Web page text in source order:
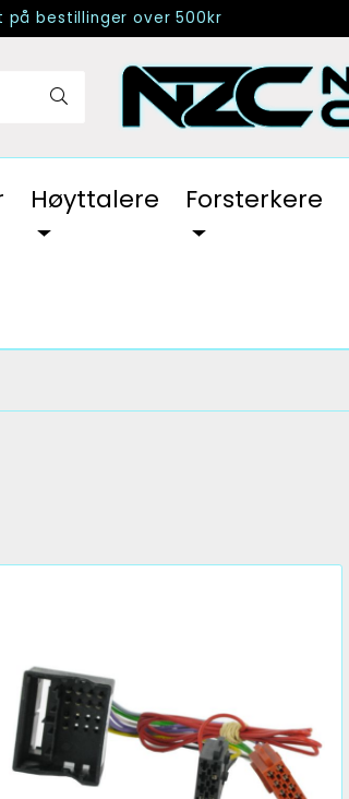
på bestillinger over 500kr
Høyttalere Forsterkere